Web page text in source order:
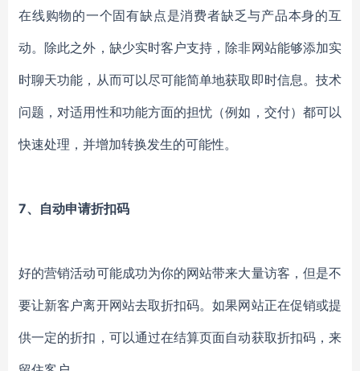
在线购物的一个固有缺点是消费者缺乏与产品本身的互
动。除此之外，缺少实时客户支持，除非网站能够添加实
时聊天功能，从而可以尽可能简单地获取即时信息。技术
问题，对适用性和功能方面的担忧（例如，交付）都可以
快速处理，并增加转换发生的可能性。
7、自动申请折扣码
好的营销活动可能成功为你的网站带来大量访客，但是不
要让新客户离开网站去取折扣码。如果网站正在促销或提
供一定的折扣，可以通过在结算页面自动获取折扣码，来